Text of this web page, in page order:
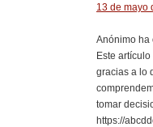
13 de mayo
Anónimo ha
Este
gracias a lo
tomar
https://